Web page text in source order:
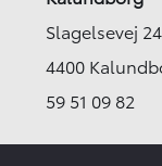
Slagelsevej
4400
59 51 09 82